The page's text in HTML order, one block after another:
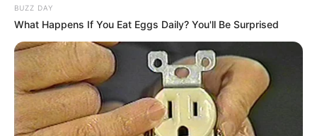
BUZZ DAY
What Happens If You Eat Eggs Daily? You'll Be Surprised